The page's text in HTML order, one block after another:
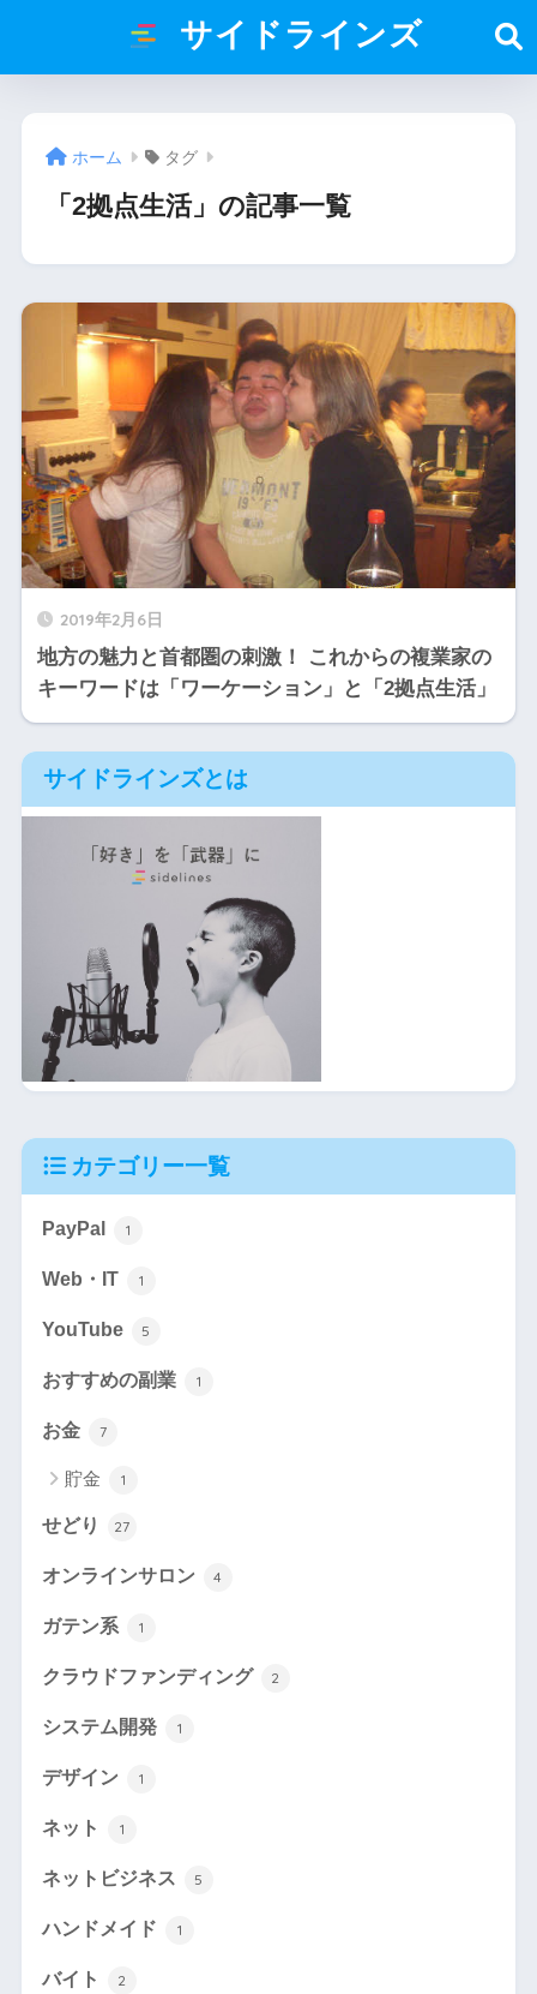
サイドラインズ
ホーム タグ
「2拠点生活」の記事一覧
2019年2月6日
地方の魅力と首都圏の刺激！ これからの複業家の
キーワードは「ワーケーション」と「2拠点生活」
サイドラインズとは
カテゴリー一覧
PayPal 1
Web・IT 1
YouTube 5
おすすめの副業 1
お金 7
貯金 1
せどり 27
オンラインサロン 4
ガテン系 1
クラウドファンディング 2
システム開発 1
デザイン 1
ネット 1
ネットビジネス 5
ハンドメイド 1
バイト 2